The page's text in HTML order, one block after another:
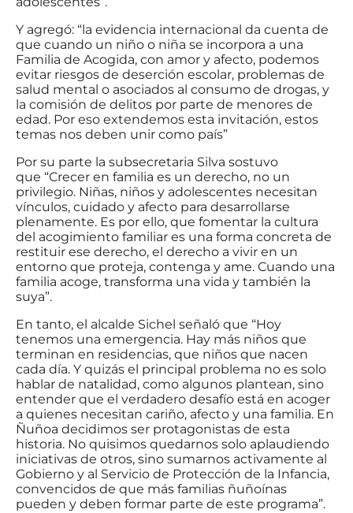
Y agregó: “la evidencia internacional da cuenta de
que cuando un niño o niña se incorpora a una
Familia de Acogida, con amor y afecto, podemos
evitar riesgos de deserción escolar, problemas de
salud mental o asociados al consumo de drogas, y
la comisión de delitos por parte de menores de
edad. Por eso extendemos esta invitación, estos
temas nos deben unir como país”
Por su parte la subsecretaria Silva sostuvo
que “Crecer en familia es un derecho, no un
privilegio. Niñas, niños y adolescentes necesitan
vínculos, cuidado y afecto para desarrollarse
plenamente. Es por ello, que fomentar la cultura
del acogimiento familiar es una forma concreta de
restituir ese derecho, el derecho a vivir en un
entorno que proteja, contenga y ame. Cuando una
familia acoge, transforma una vida y también la
suya”.
En tanto, el alcalde Sichel señaló que “Hoy
tenemos una emergencia. Hay más niños que
terminan en residencias, que niños que nacen
cada día. Y quizás el principal problema no es solo
hablar de natalidad, como algunos plantean, sino
entender que el verdadero desafío está en acoger
a quienes necesitan cariño, afecto y una familia. En
Ñuñoa decidimos ser protagonistas de esta
historia. No quisimos quedarnos solo aplaudiendo
iniciativas de otros, sino sumarnos activamente al
Gobierno y al Servicio de Protección de la Infancia,
convencidos de que más familias ñuñoínas
pueden y deben formar parte de este programa”.